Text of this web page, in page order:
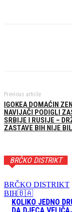
Previous article
IGOKEA DOMAĆIN
NAVIJAČI PODIGLI
SRBIJE I RUSIJE –
ZASTAVE BIH NIJE
BRČKO DISTRIKT
BRČKO DISTRIKT
BIH🇧🇦
KOLIKO JEDNO